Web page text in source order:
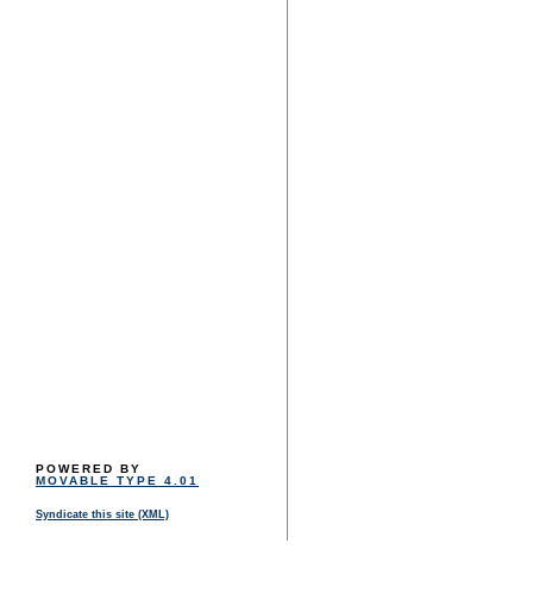
POWERED BY
MOVABLE TYPE 4.01
Syndicate this site (XML)